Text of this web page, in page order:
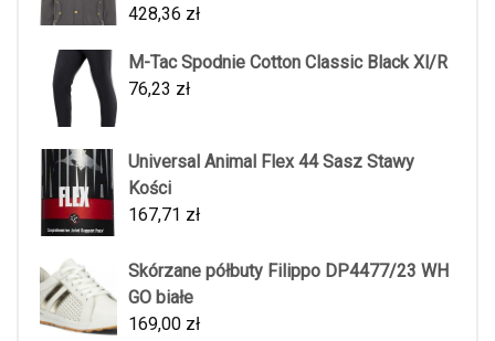
428,36 zł
M-Tac Spodnie Cotton Classic Black Xl/R
76,23 zł
Universal Animal Flex 44 Sasz Stawy
Kości
167,71 zł
Skórzane półbuty Filippo DP4477/23 WH
GO białe
169,00 zł